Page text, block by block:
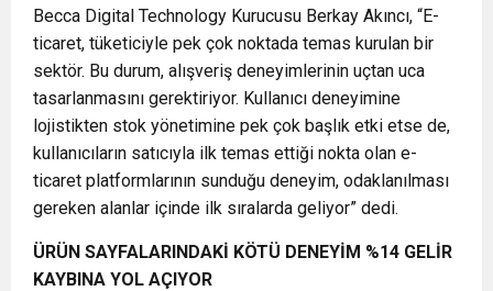
Becca Digital Technology Kurucusu Berkay Akıncı, “E-
ticaret, tüketiciyle pek çok noktada temas kurulan bir
sektör. Bu durum, alışveriş deneyimlerinin uçtan uca
tasarlanmasını gerektiriyor. Kullanıcı deneyimine
lojistikten stok yönetimine pek çok başlık etki etse de,
kullanıcıların satıcıyla ilk temas ettiği nokta olan e-
ticaret platformlarının sunduğu deneyim, odaklanılması
gereken alanlar içinde ilk sıralarda geliyor” dedi.
ÜRÜN SAYFALARINDAKİ KÖTÜ DENEYİM %14 GELİR
KAYBINA YOL AÇIYOR